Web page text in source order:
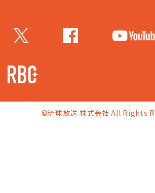
©琉球放送 株式会社 All Rights